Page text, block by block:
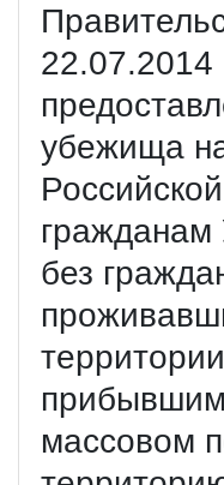
убежища
без
массовом